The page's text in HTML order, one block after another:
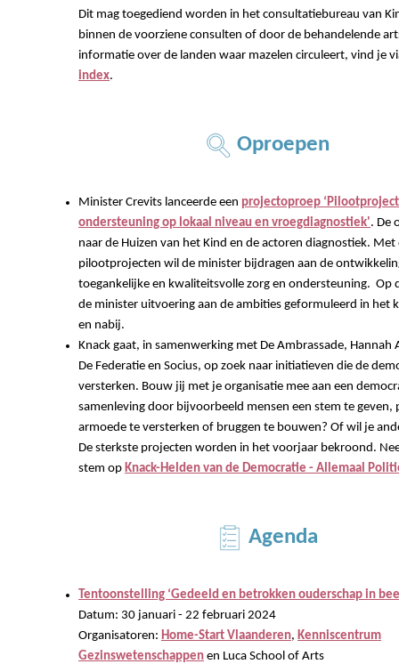
Dit mag toegediend worden in het consultatiebureau van
binnen de voorziene consulten of door de behandelende
informatie over de landen waar mazelen circuleert, vind je
index.
Oproepen
Minister Crevits lanceerde een projectoproep
ondersteuning op lokaal niveau en vroegdiagnostiek'. De
naar de Huizen van het Kind en de actoren diagnostiek. Met
pilootprojecten wil de minister bijdragen aan de
toegankelijke en kwaliteitsvolle zorg en ondersteuning. Op
de minister uitvoering aan de ambities geformuleerd in het
en nabij.
Knack gaat, in samenwerking met De Ambrassade,
De Federatie en Socius, op zoek naar initiatieven die de
versterken. Bouw jij met je organisatie mee aan een
samenleving door bijvoorbeeld mensen een stem te geven,
armoede te versterken of bruggen te bouwen? Of wil je
De sterkste projecten worden in het voorjaar bekroond.
stem op Knack-Helden van de Democratie - Allemaal
Agenda
Tentoonstelling ‘Gedeeld en betrokken ouderschap in
Datum: 30 januari - 22 februari 2024
Organisatoren: Home-Start Vlaanderen, Kenniscentrum
Gezinswetenschappen en Luca School of Arts